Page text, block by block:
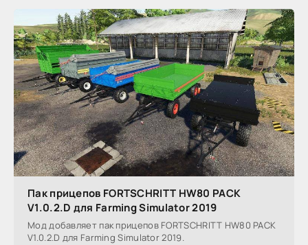
Пак прицепов FORTSCHRITT HW80 PACK
V1.0.2.D для Farming Simulator 2019
Мод добавляет пак прицепов FORTSCHRITT HW80 PACK
V1.0.2.D для Farming Simulator 2019.